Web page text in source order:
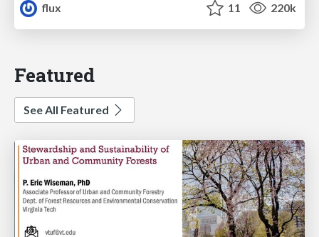
flux
11 220k
Featured
See All Featured